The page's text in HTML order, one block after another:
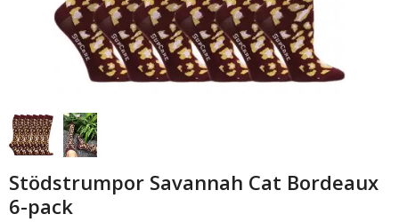
Stödstrumpor Savannah Cat Bordeaux
6-pack